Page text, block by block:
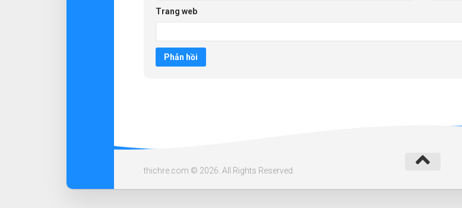
Trang web
thichre.com © 2026. All Rights Reserved.